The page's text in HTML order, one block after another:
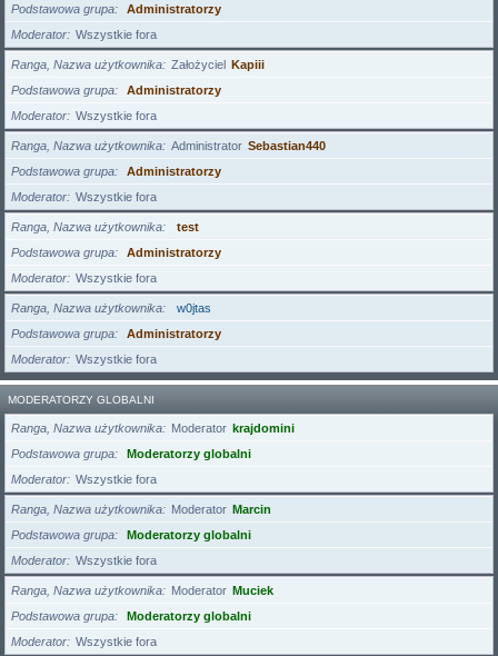
Podstawowa grupa
Administratorzy
Moderator
Wszystkie fora
Ranga, Nazwa użytkownika Założyciel Kapiii
Podstawowa grupa
Administratorzy
Moderator
Wszystkie fora
Ranga, Nazwa użytkownika Administrator Sebastian440
Podstawowa grupa
Administratorzy
Moderator
Wszystkie fora
Ranga, Nazwa użytkownika
test
Podstawowa grupa
Administratorzy
Moderator
Wszystkie fora
Ranga, Nazwa użytkownika
w0jtas
Podstawowa grupa
Administratorzy
Moderator
Wszystkie fora
MODERATORZY GLOBALNI
Ranga, Nazwa użytkownika Moderator krajdomini
Podstawowa grupa
Moderatorzy globalni
Moderator
Wszystkie fora
Ranga, Nazwa użytkownika Moderator Marcin
Podstawowa grupa
Moderatorzy globalni
Moderator
Wszystkie fora
Ranga, Nazwa użytkownika Moderator Muciek
Podstawowa grupa
Moderatorzy globalni
Moderator
Wszystkie fora